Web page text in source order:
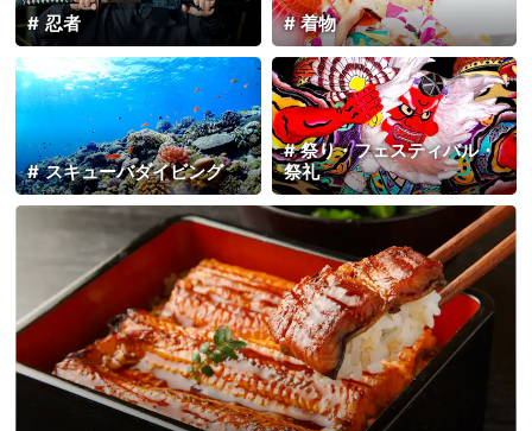
忍者 着物
スキューバダイビング
祭り・フェスティバル・
祭礼